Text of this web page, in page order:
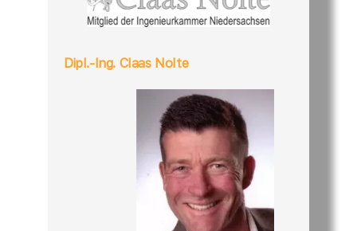
Dipl.-Ing. Claas Nolte